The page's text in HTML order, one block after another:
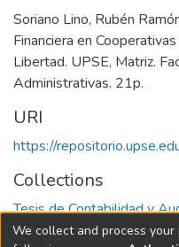
Soriano Lino, Rubén
Financiera en
Libertad. UPSE, Matriz.
Administrativas. 21p.
URI
https://
Collections
Tesis de Contabilidad y
We collect and process